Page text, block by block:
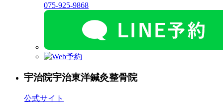
075-925-9868
宇治院宇治東洋鍼灸整骨院
公式サイト